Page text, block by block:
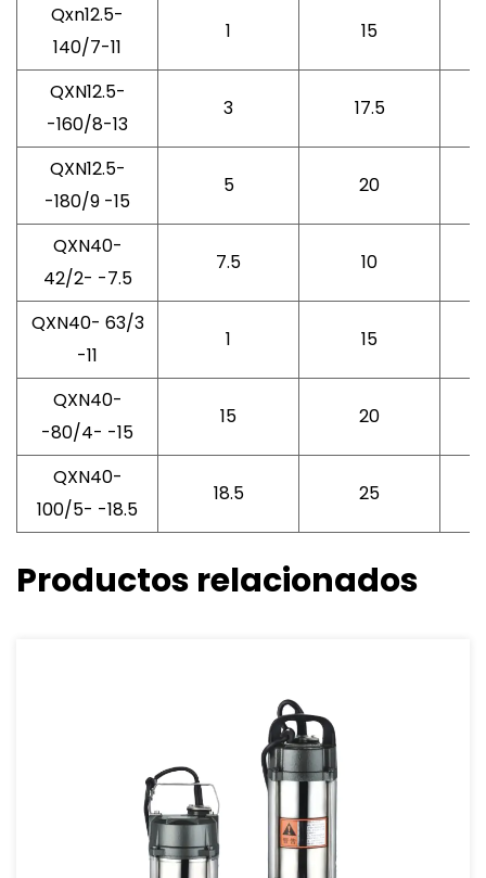
Qxn12.5-
140/7-11
1 15
QXN12.5-
-160/8-13
3 17.5
QXN12.5-
-180/9 -15
5 20
QXN40-
42/2- -7.5
7.5 10
QXN40- 63/3
-11
1 15
QXN40-
-80/4- -15
15 20
QXN40-
100/5- -18.5
18.5 25
Productos relacionados